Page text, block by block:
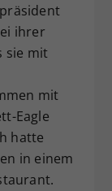
ihrer
sie mit
mit
Eagle
hatte
in einem